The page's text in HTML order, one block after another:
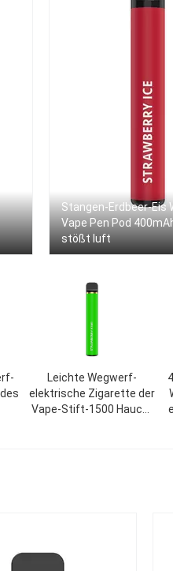
Stangen-Erdbeer-Eis
Vape Pen Pod
stößt luft
Leichte Wegwerf-
elektrische Zigarette der
Vape-Stift-1500 Hauch-